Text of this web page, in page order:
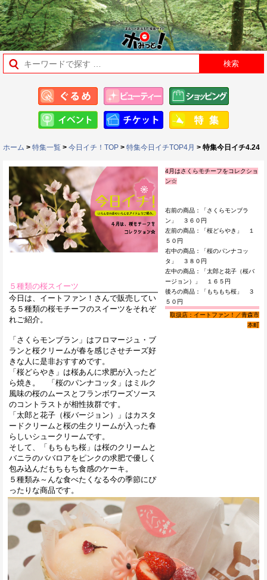
ホーム > 特集一覧 > 今日イチ！TOP > 特集今日イチTOP4月 > 特集今日イチ4.24
５種類の桜スイーツ
今日は、イートファン！さんで販売してい
る５種類の桜モチーフのスイーツをそれぞ
れご紹介。
「さくらモンブラン」はフロマージュ・ブ
ランと桜クリームが春を感じさせチーズ好
きな人に是非おすすめです。
「桜どらやき」は桜あんに求肥が入ったど
ら焼き。 「桜のパンナコッタ」はミルク
風味の桜のムースとフランボワーズソース
のコントラストが相性抜群です。
「太郎と花子（桜バージョン）」はカスタ
ードクリームと桜の生クリームが入った春
らしいシュークリームです。
そして、「もちもち桜」は桜のクリームと
バニラのババロアをピンクの求肥で優しく
包み込んだもちもち食感のケーキ。
５種類み～んな食べたくなる今の季節にぴ
ったりな商品です。
4月はさくらモチーフをコレクショ
ン☆
右前の商品：「さくらモンブラ
ン」 ３６０円
左前の商品：「桜どらやき」 １
５０円
右中の商品：「桜のパンナコッ
タ」 ３８０円
左中の商品：「太郎と花子（桜バ
ージョン）」 １６５円
後ろの商品：「もちもち桜」 ３
５０円
取扱店：イートファン！／青森市
本町